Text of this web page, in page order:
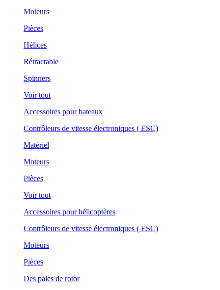
Moteurs
Pièces
Hélices
Rétractable
Spinners
Voir tout
Accessoires pour bateaux
Contrôleurs de vitesse électroniques ( ESC)
Matériel
Moteurs
Pièces
Voir tout
Accessoires pour hélicoptères
Contrôleurs de vitesse électroniques ( ESC)
Moteurs
Pièces
Des pales de rotor